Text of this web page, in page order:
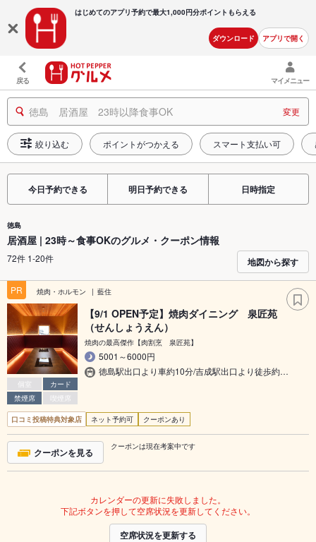
はじめてのアプリ予約で最大1,000円分ポイントもらえる
ダウンロード アプリで開く
戻る マイメニュー
徳島 居酒屋 23時以降食事OK 変更
絞り込む ポイントがつかえる スマート支払い可
今日予約できる 明日予約できる 日時指定
徳島
居酒屋 | 23時～食事OKのグルメ・クーポン情報
72件 1-20件 地図から探す
PR 焼肉・ホルモン 藍住
個室
カード
禁煙席
喫煙席
【9/1 OPEN予定】焼肉ダイニング 泉匠苑
（せんしょうえん）
焼肉の最高傑作【肉割烹 泉匠苑】
5001～6000円
徳島駅出口より車約10分/吉成駅出口より徒歩約…
口コミ投稿特典対象店 ネット予約可 クーポンあり
クーポンを見る クーポンは現在考案中です
カレンダーの更新に失敗しました。
下記ボタンを押して空席状況を更新してください。
空席状況を更新する